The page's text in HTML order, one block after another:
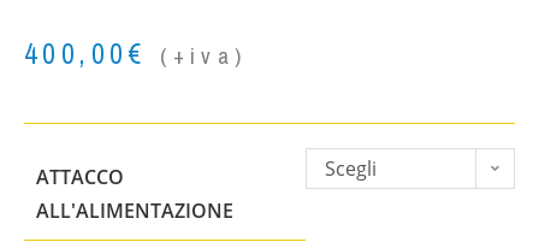
400,00€ (+iva)
ATTACCO
ALL'ALIMENTAZIONE
Scegli